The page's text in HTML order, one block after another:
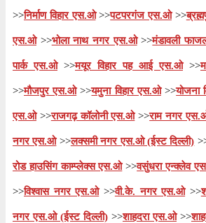
>>निर्माण विहार एस.ओ>>पटपरगंज एस.ओ>>
एस.ओ>>भोला नाथ नगर एस.ओ>>मंडावली
पार्क एस.ओ>>मयूर विहार पह आई एस.ओ>>
>>मौजपुर एस.ओ>>यमुना विहार एस.ओ>>योजना
एस.ओ>>राजगढ़ कॉलोनी एस.ओ>>राम नगर
नगर एस.ओ>>लक्समी नगर एस.ओ (ईस्ट दिल्ली)
रोड हाउसिंग काम्प्लेक्स एस.ओ>>वसुंधरा एन्क्लेव
>>विश्वास नगर एस.ओ>>वी.के. नगर एस.ओ>>
नगर एस.ओ (ईस्ट दिल्ली) >>शाहदरा एस.ओ>>